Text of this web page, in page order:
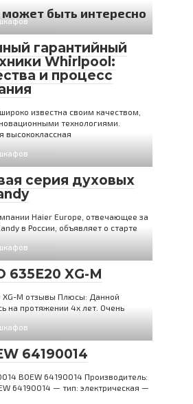
быть интересно
гарантийный
Whirlpool:
и процесс
известна своим качеством,
технологиями.
высококлассная
серия духовых
Haier Europe, отвечающее за
в России, объявляет о старте
635E20 XG-M
XG-M отзывы Плюсы: Данной
на протяжении 4х лет. Очень
64190014
BOEW 64190014 Производитель:
64190014 — тип: электрическая —